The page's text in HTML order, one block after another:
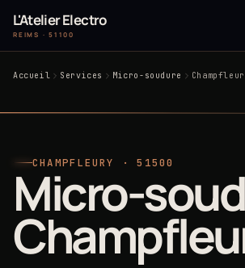
L'Atelier Electro
REIMS · 51100
Accueil Services Micro-soudure
CHAMPFLEURY · 51500
Micro-